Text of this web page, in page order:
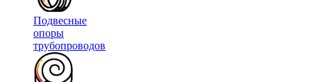
Подвесные
опоры
трубопроводов